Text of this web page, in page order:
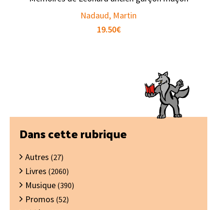
Nadaud, Martin
19.50€
Barre
latérale
principale
Dans cette rubrique
Autres (27)
Livres (2060)
Musique (390)
Promos (52)